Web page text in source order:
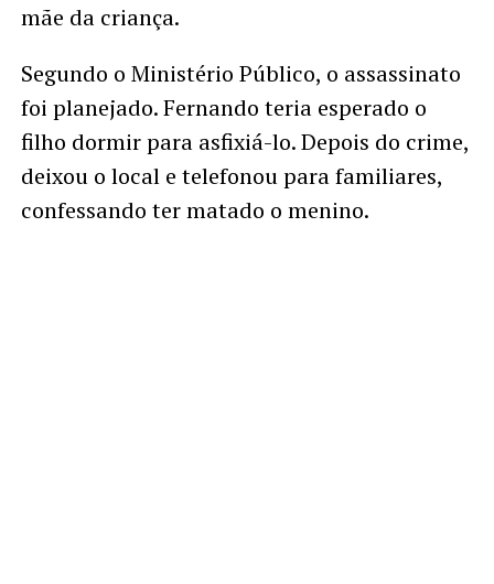
mãe da criança.
Segundo o Ministério Público, o assassinato
foi planejado. Fernando teria esperado o
filho dormir para asfixiá-lo. Depois do crime,
deixou o local e telefonou para familiares,
confessando ter matado o menino.